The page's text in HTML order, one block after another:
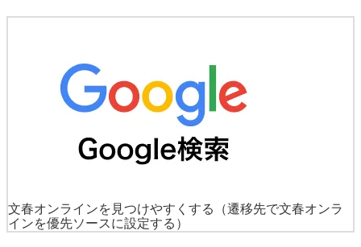
文春オンラインを見つけやすくする
（遷移先で文春オンラ
インを優先ソースに設定する）